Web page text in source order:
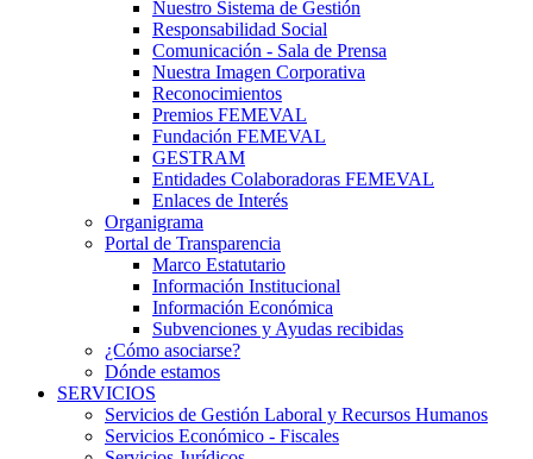
Nuestro Sistema de Gestión
Responsabilidad Social
Comunicación - Sala de Prensa
Nuestra Imagen Corporativa
Reconocimientos
Premios FEMEVAL
Fundación FEMEVAL
GESTRAM
Entidades Colaboradoras FEMEVAL
Enlaces de Interés
Organigrama
Portal de Transparencia
Marco Estatutario
Información Institucional
Información Económica
Subvenciones y Ayudas recibidas
¿Cómo asociarse?
Dónde estamos
SERVICIOS
Servicios de Gestión Laboral y Recursos Humanos
Servicios Económico - Fiscales